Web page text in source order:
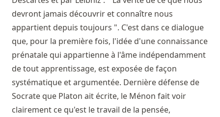
devront jamais découvrir et connaître nous
appartient depuis toujours ". C'est dans ce dialogue
que, pour la première fois, l'idée d'une connaissance
prénatale qui appartienne à l'âme indépendamment
de tout apprentissage, est exposée de façon
systématique et argumentée. Dernière défense de
Socrate que Platon ait écrite, le Ménon fait voir
clairement ce qu'est le travail de la pensée,